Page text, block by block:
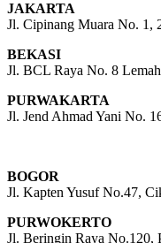
JAKARTA
Jl. Cipinang Muara No. 1,
BEKASI
Jl. BCL Raya No. 8
PURWAKARTA
Jl. Jend Ahmad Yani No.
BOGOR
Jl. Kapten Yusuf No.47,
PURWOKERTO
Jl. Beringin Raya No.120,